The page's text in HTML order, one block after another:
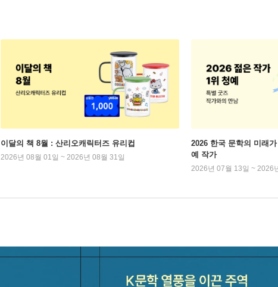
이달의 책 8월 : 산리오캐릭터즈 유리컵
2026년 08월 01일 ~ 2026년 08월 31일
2026 한국 문학의 미래
예 작가
2026년 07월 13일 ~ 2026